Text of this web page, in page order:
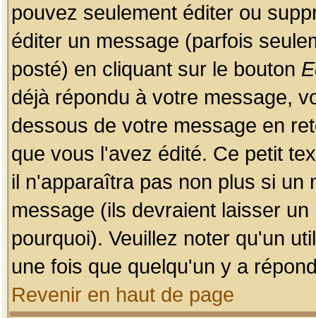
pouvez seulement éditer ou
éditer un message (parfois
posté) en cliquant sur le bouton
déjà répondu à votre message,
dessous de votre message en
que vous l'avez édité. Ce petit
il n'apparaîtra pas non plus si un
message (ils devraient laisser
pourquoi). Veuillez noter qu'un
une fois que quelqu'un y a
Revenir en haut de page